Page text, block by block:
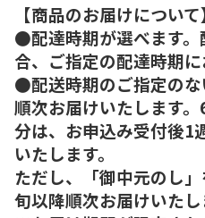
【商品のお届けについて
●配達時期が選べます
合、ご指定の配達時期に
●配送時期のご指定の
順次お届けいたします
分は、お申込み受付後1
いたします。
ただし、「御中元のし
旬以降順次お届けいたし